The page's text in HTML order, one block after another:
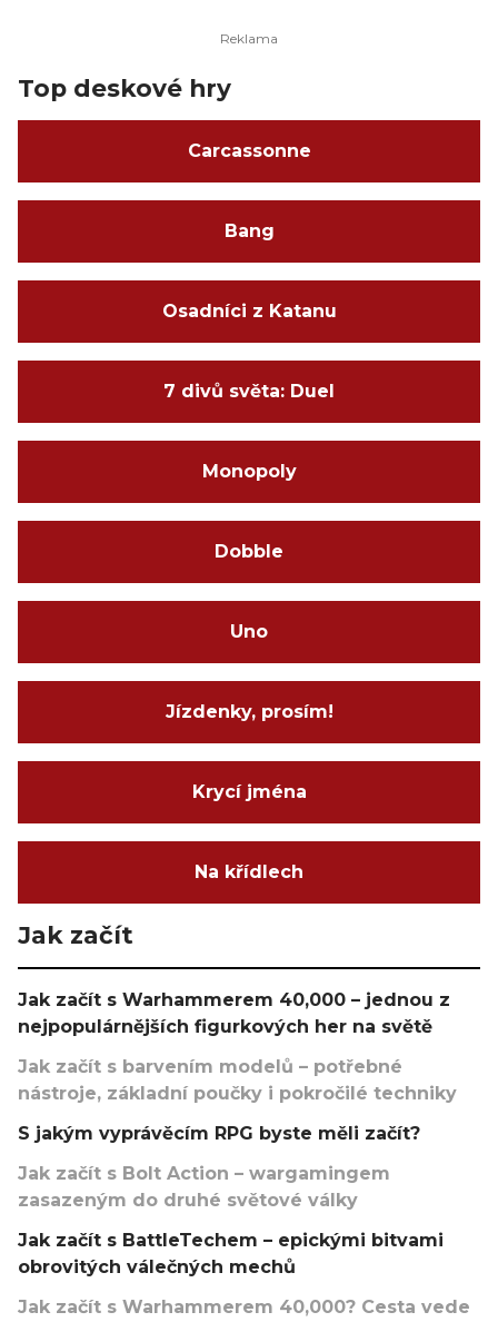
Top deskové hry
Carcassonne
Bang
Osadníci z Katanu
7 divů světa: Duel
Monopoly
Dobble
Uno
Jízdenky, prosím!
Krycí jména
Na křídlech
Jak začít
Jak začít s Warhammerem 40,000 – jednou z
nejpopulárnějších figurkových her na světě
Jak začít s barvením modelů – potřebné
nástroje, základní poučky i pokročilé techniky
S jakým vyprávěcím RPG byste měli začít?
Jak začít s Bolt Action – wargamingem
zasazeným do druhé světové války
Jak začít s BattleTechem – epickými bitvami
obrovitých válečných mechů
Jak začít s Warhammerem 40,000? Cesta vede